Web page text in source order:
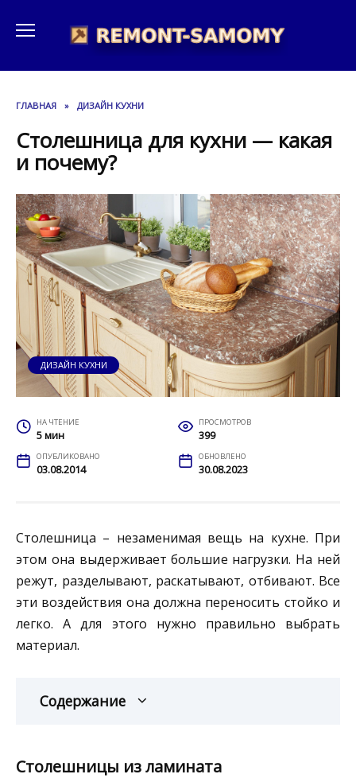
содержанию
ГЛАВНАЯ » ДИЗАЙН КУХНИ
Столешница для кухни — какая
и почему?
ДИЗАЙН КУХНИ
НА ЧТЕНИЕ
5 мин
ПРОСМОТРОВ
399
ОПУБЛИКОВАНО
03.08.2014
ОБНОВЛЕНО
30.08.2023
Столешница – незаменимая вещь на кухне. При
этом она выдерживает большие нагрузки. На ней
режут, разделывают, раскатывают, отбивают. Все
эти воздействия она должна переносить стойко и
легко. А для этого нужно правильно выбрать
материал.
Содержание
Столешницы из ламината